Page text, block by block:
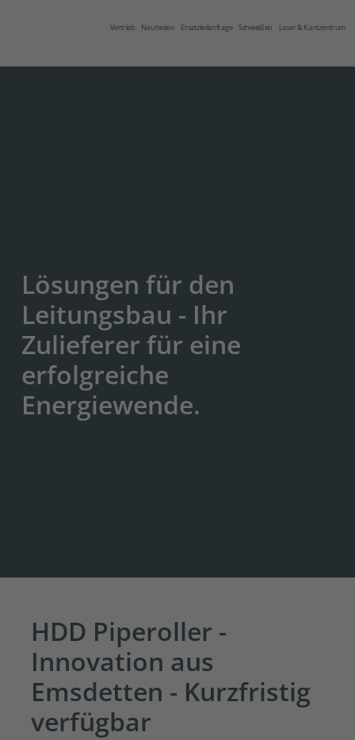
Vertrieb Neuheiten Ersatzteilanfrage Schweißen Laser & Kantzentrum
Lösungen für den
Leitungsbau - Ihr
Zulieferer für eine
erfolgreiche
Energiewende.
HDD Piperoller -
Innovation aus
Emsdetten - Kurzfristig
verfügbar